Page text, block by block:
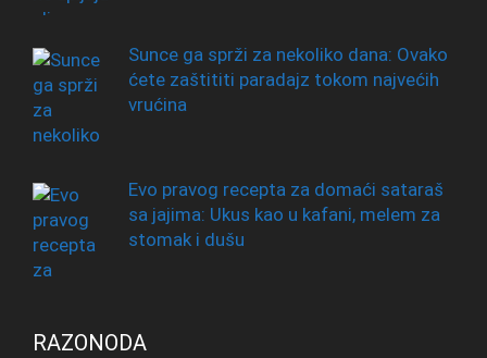
Sunce ga sprži za nekoliko dana: Ovako
ćete zaštititi paradajz tokom najvećih
vrućina
Evo pravog recepta za domaći sataraš
sa jajima: Ukus kao u kafani, melem za
stomak i dušu
RAZONODA